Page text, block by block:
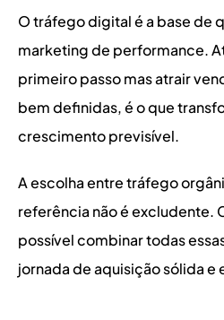
O tráfego digital é a base de
marketing de performance.
primeiro passo mas atrair
bem definidas, é o que
crescimento previsível.
A escolha entre tráfego
referência não é excludente.
possível combinar todas
jornada de aquisição sólida e